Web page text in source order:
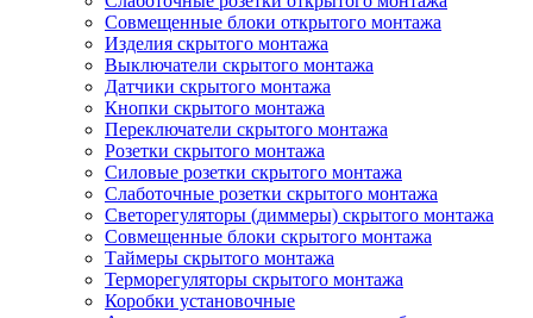
Совмещенные блоки открытого монтажа
Изделия скрытого монтажа
Выключатели скрытого монтажа
Датчики скрытого монтажа
Кнопки скрытого монтажа
Переключатели скрытого монтажа
Розетки скрытого монтажа
Силовые розетки скрытого монтажа
Слаботочные розетки скрытого монтажа
Светорегуляторы (диммеры) скрытого монтажа
Совмещенные блоки скрытого монтажа
Таймеры скрытого монтажа
Терморегуляторы скрытого монтажа
Коробки установочные